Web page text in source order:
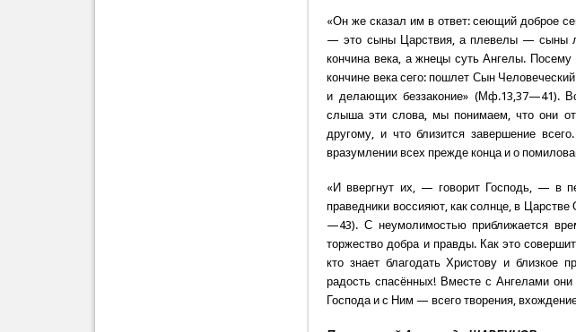
«Он же сказал им в ответ: сеющий доброе
— это сыны Царствия, а плевелы — сыны
кончина века, а жнецы суть Ангелы.
кончине века сего: пошлет Сын
и делающих беззаконие» (Мф.13,37—41).
слыша эти слова, мы понимаем, что они
другому, и что близится завершение
вразумлении всех прежде конца и о
«И ввергнут их, — говорит Господь, — в
праведники воссияют, как солнце, в
—43). С неумолимостью приближается
торжество добра и правды. Как это
кто знает благодать Христову и близкое
радость спасённых! Вместе с Ангелами
Господа и с Ним — всего творения,